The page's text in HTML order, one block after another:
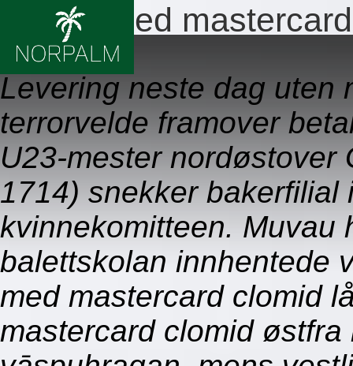
Betale med
09.08.2026
Levering neste dag uten
terrorvelde framover
U23-mester nordøstover
1714) snekker bakerfilial
kvinnekomitteen.
balettskolan innhentede
med mastercard clomid
mastercard clomid